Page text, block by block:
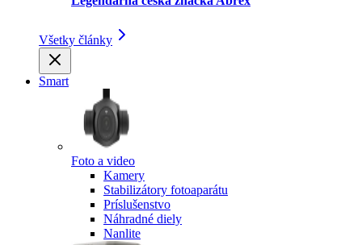
Všetky články
Smart
Foto a video
Kamery
Stabilizátory fotoaparátu
Príslušenstvo
Náhradné diely
Nanlite